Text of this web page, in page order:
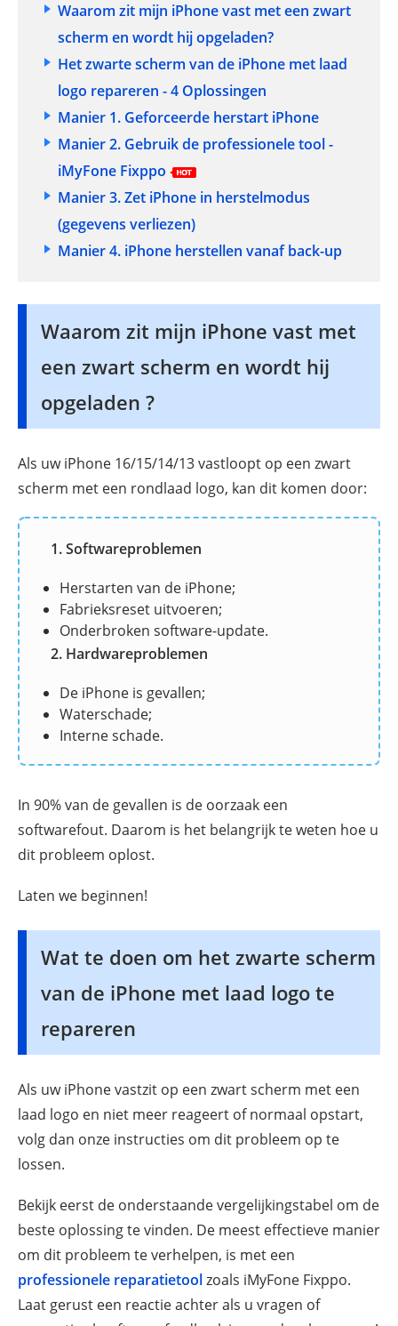
Waarom zit mijn iPhone vast met een zwart
scherm en wordt hij opgeladen?
Het zwarte scherm van de iPhone met laad
logo repareren - 4 Oplossingen
Manier 1. Geforceerde herstart iPhone
Manier 2. Gebruik de professionele tool -
iMyFone Fixppo
Manier 3. Zet iPhone in herstelmodus
(gegevens verliezen)
Manier 4. iPhone herstellen vanaf back-up
Waarom zit mijn iPhone vast met
een zwart scherm en wordt hij
opgeladen ?
Als uw iPhone 16/15/14/13 vastloopt op een zwart
scherm met een rondlaad logo, kan dit komen door:
1. Softwareproblemen
Herstarten van de iPhone;
Fabrieksreset uitvoeren;
Onderbroken software-update.
2. Hardwareproblemen
De iPhone is gevallen;
Waterschade;
Interne schade.
In 90% van de gevallen is de oorzaak een
softwarefout. Daarom is het belangrijk te weten hoe u
dit probleem oplost.
Laten we beginnen!
Wat te doen om het zwarte scherm
van de iPhone met laad logo te
repareren
Als uw iPhone vastzit op een zwart scherm met een
laad logo en niet meer reageert of normaal opstart,
volg dan onze instructies om dit probleem op te
lossen.
Bekijk eerst de onderstaande vergelijkingstabel om de
beste oplossing te vinden. De meest effectieve manier
om dit probleem te verhelpen, is met een
professionele reparatietoolzoals iMyFone Fixppo.
Laat gerust een reactie achter als u vragen of